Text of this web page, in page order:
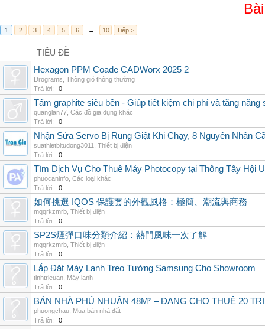
1 2 3 4 5 6 → 10 Tiếp >
TIÊU ĐỀ
Hexagon PPM Coade CADWorx 2025 2
Drograms Thông gió thông thường
Trả lời:
0
Tấm graphite siêu bền - Giúp tiết kiệm chi phí và tăng năng
quanglan77 Các đồ gia dụng khác
Trả lời:
0
Nhận Sửa Servo Bị Rung Giật Khi Chạy, 8 Nguyên Nhân
suathietbitudong3011
Thiết bị điện
Trả lời:
0
Tìm Dịch Vụ Cho Thuê Máy Photocopy tại Thông Tây Hội
phuocaninfo Các loại khác
Trả lời:
0
如何挑選 IQOS 保護套的外觀風格：極簡、潮流與商務
mqqrkzmrb Thiết bị điện
Trả lời:
0
SP2S煙彈口味分類介紹：熱門風味一次了解
mqqrkzmrb Thiết bị điện
Trả lời:
0
Lắp Đặt Máy Lạnh Treo Tường Samsung Cho Showroom
tinhtrieuan Máy lạnh
Trả lời:
0
BÁN NHÀ PHÚ NHUẬN 48M² – ĐANG CHO THUÊ 20
phuongchau Mua bán nhà đất
Trả lời:
0